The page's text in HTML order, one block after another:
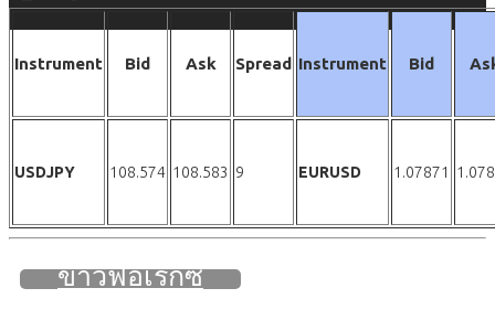
Instrument Bid Ask Spread Instrument Bid
USDJPY 108.574 108.583 9 EURUSD 1.07871
ข่าวฟอเร็กซ์